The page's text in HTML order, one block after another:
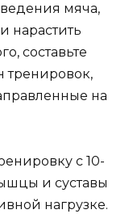
мяча,
нарастить
составьте
на
с 10-
и суставы
нагрузке.